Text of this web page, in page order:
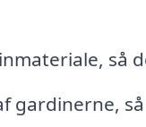
så
gardinerne,